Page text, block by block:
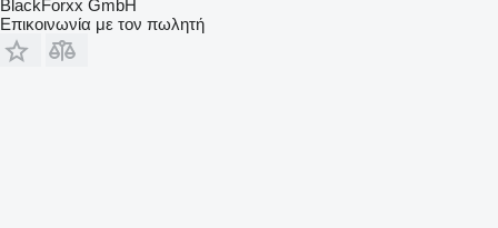
BlackForxx GmbH
Επικοινωνία με τον πωλητή